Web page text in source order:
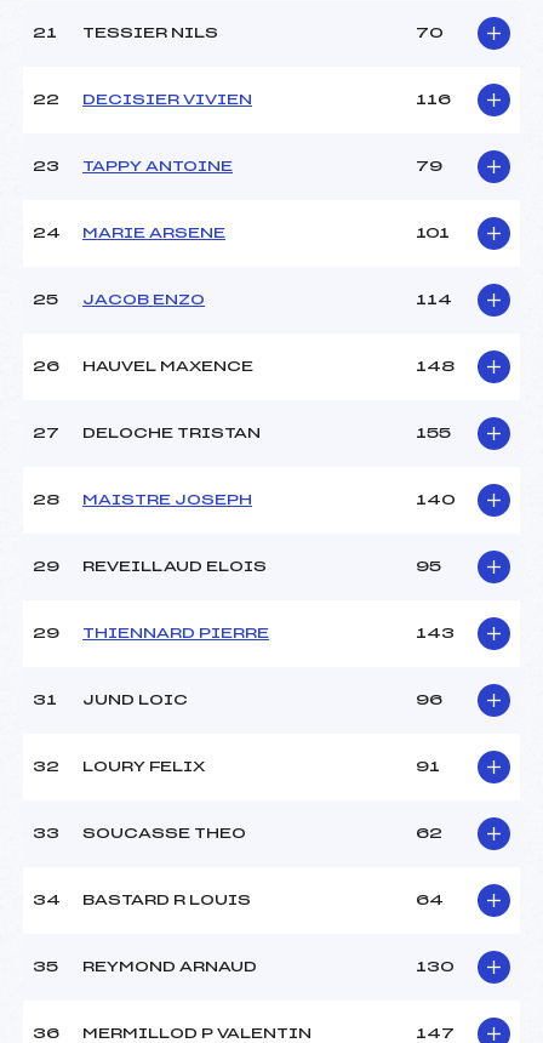
21 TESSIER NILS 70
22 DECISIER VIVIEN 116
23 TAPPY ANTOINE 79
24 MARIE ARSENE 101
25 JACOB ENZO 114
26 HAUVEL MAXENCE 148
27 DELOCHE TRISTAN 155
28 MAISTRE JOSEPH 140
29 REVEILLAUD ELOIS 95
29 THIENNARD PIERRE 143
31 JUND LOIC 96
32 LOURY FELIX 91
33 SOUCASSE THEO 62
34 BASTARD R LOUIS 64
35 REYMOND ARNAUD 130
36 MERMILLOD P VALENTIN 147